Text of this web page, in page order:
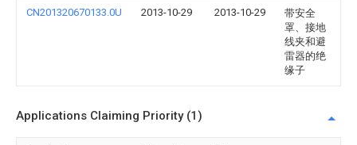
CN201320670133.0U 2013-10-29 2013-10-29
带安全
罩、接地
线夹和避
雷器的绝
缘子
Applications Claiming Priority (1)